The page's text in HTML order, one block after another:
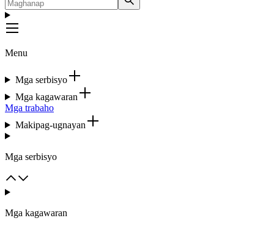
Menu
Mga serbisyo
Mga kagawaran
Mga trabaho
Makipag-ugnayan
Mga serbisyo
Mga kagawaran